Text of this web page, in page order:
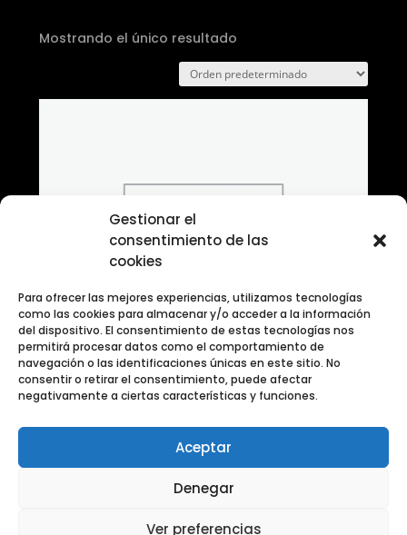
Gestionar el
consentimiento de las
cookies
Para ofrecer las mejores experiencias, utilizamos tecnologías
como las cookies para almacenar y/o acceder a la información
del dispositivo. El consentimiento de estas tecnologías nos
permitirá procesar datos como el comportamiento de
navegación o las identificaciones únicas en este sitio. No
consentir o retirar el consentimiento, puede afectar
negativamente a ciertas características y funciones.
Aceptar
Denegar
Ver preferencias
Mostrando el único resultado
Banco de Fotografias ANIMALES